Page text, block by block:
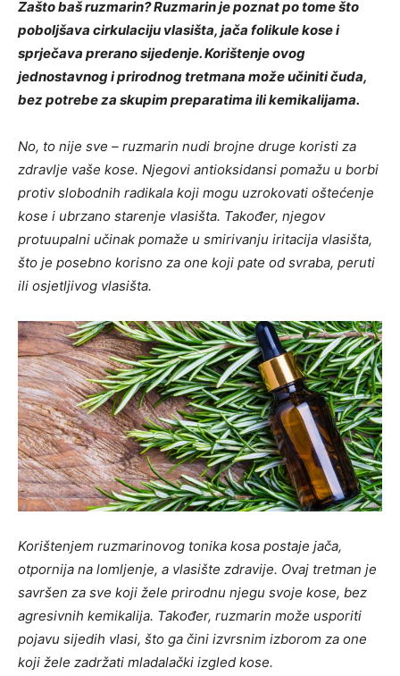
Zašto baš ruzmarin? Ruzmarin je poznat po tome što
poboljšava cirkulaciju vlasišta, jača folikule kose i
sprječava prerano sijedenje. Korištenje ovog
jednostavnog i prirodnog tretmana može učiniti čuda,
bez potrebe za skupim preparatima ili kemikalijama.
No, to nije sve – ruzmarin nudi brojne druge koristi za
zdravlje vaše kose. Njegovi antioksidansi pomažu u borbi
protiv slobodnih radikala koji mogu uzrokovati oštećenje
kose i ubrzano starenje vlasišta. Također, njegov
protuupalni učinak pomaže u smirivanju iritacija vlasišta,
što je posebno korisno za one koji pate od svraba, peruti
ili osjetljivog vlasišta.
Korištenjem ruzmarinovog tonika kosa postaje jača,
otpornija na lomljenje, a vlasište zdravije. Ovaj tretman je
savršen za sve koji žele prirodnu njegu svoje kose, bez
agresivnih kemikalija. Također, ruzmarin može usporiti
pojavu sijedih vlasi, što ga čini izvrsnim izborom za one
koji žele zadržati mladalački izgled kose.